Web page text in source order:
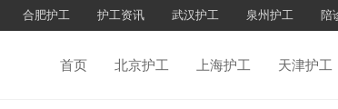
合肥护工 护工资讯 武汉护工 泉州护工 陪
首页 北京护工 上海护工 天津护工